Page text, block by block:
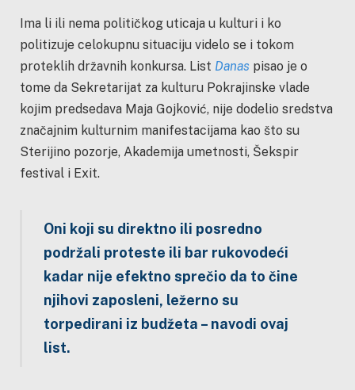
Ima li ili nema političkog uticaja u kulturi i ko
politizuje celokupnu situaciju videlo se i tokom
proteklih državnih konkursa. List Danas pisao je o
tome da Sekretarijat za kulturu Pokrajinske vlade
kojim predsedava Maja Gojković, nije dodelio sredstva
značajnim kulturnim manifestacijama kao što su
Sterijino pozorje, Akademija umetnosti, Šekspir
festival i Exit.
Oni koji su direktno ili posredno
podržali proteste ili bar rukovodeći
kadar nije efektno sprečio da to čine
njihovi zaposleni, ležerno su
torpedirani iz budžeta – navodi ovaj
list.